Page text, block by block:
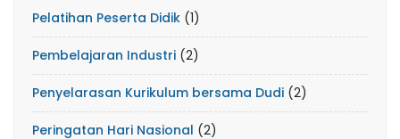
Pelatihan Peserta Didik (1)
Pembelajaran Industri (2)
Penyelarasan Kurikulum bersama Dudi (2)
Peringatan Hari Nasional (2)